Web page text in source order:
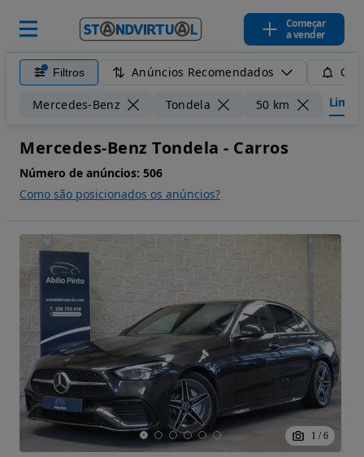
Começar
a vender
Filtros Anúncios Recomendados
Mercedes-Benz Tondela 50 km
Mercedes-Benz Tondela - Carros
Número de anúncios: 506
Como são posicionados os anúncios?
1 / 6